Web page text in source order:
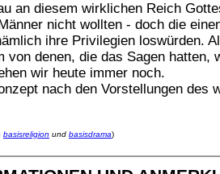
an diesem wirklichen Reich
nicht wollten - doch die
ihre Privilegien loswürden.
von denen, die das Sagen hatten,
wir heute immer noch.
nach den Vorstellungen
basisreligion und basisdrama)